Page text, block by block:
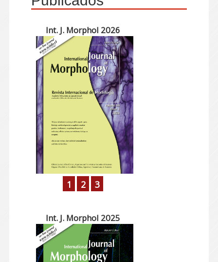
Int. J. Morphol 2026
1 2 3
Int. J. Morphol 2025